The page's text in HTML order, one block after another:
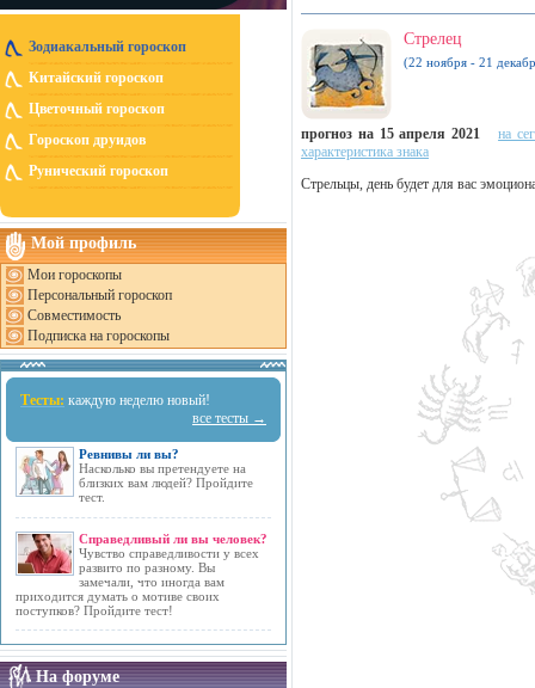
Зодиакальный гороскоп
Китайский гороскоп
Цветочный гороскоп
Гороскоп друидов
Рунический гороскоп
Мой профиль
Мои гороскопы
Персональный гороскоп
Совместимость
Подписка на гороскопы
Тесты: каждую неделю новый!
все тесты →
Ревнивы ли вы?
Насколько вы претендуете на
близких вам людей? Пройдите
тест.
Справедливый ли вы человек?
Чувство справедливости у всех
развито по разному. Вы
замечали, что иногда вам
приходится думать о мотиве своих
поступков? Пройдите тест!
На форуме
Стрелец
(22 ноября - 21
прогноз на 15 апреля 2021
на
характеристика знака
Стрельцы, день будет для вас